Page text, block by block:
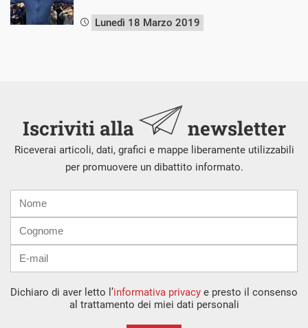
Lunedì 18 Marzo 2019
Iscriviti alla newsletter
Riceverai articoli, dati, grafici e mappe liberamente utilizzabili
per promuovere un dibattito informato.
mail
Dichiaro di aver letto l’informativa privacy e presto il consenso
al trattamento dei miei dati personali